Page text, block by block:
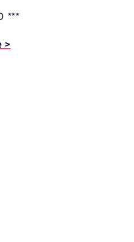
***
>